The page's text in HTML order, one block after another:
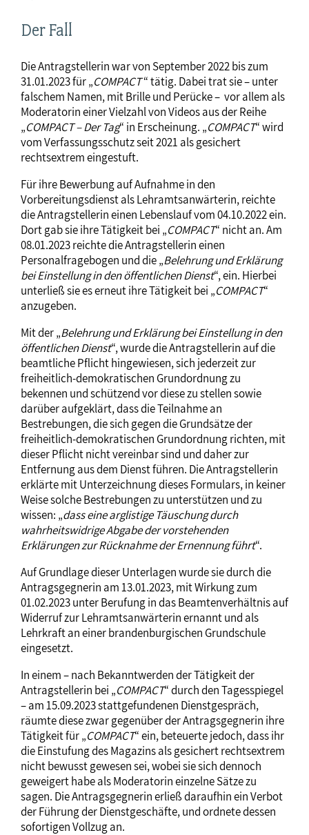
Der Fall
Die Antragstellerin war von September 2022 bis zum
31.01.2023 für „COMPACT“ tätig. Dabei trat sie – unter
falschem Namen, mit Brille und Perücke – vor allem als
Moderatorin einer Vielzahl von Videos aus der Reihe
„COMPACT – Der Tag“ in Erscheinung. „COMPACT“ wird
vom Verfassungsschutz seit 2021 als gesichert
rechtsextrem eingestuft.
Für ihre Bewerbung auf Aufnahme in den
Vorbereitungsdienst als Lehramtsanwärterin, reichte
die Antragstellerin einen Lebenslauf vom 04.10.2022 ein.
Dort gab sie ihre Tätigkeit bei „COMPACT“ nicht an. Am
08.01.2023 reichte die Antragstellerin einen
Personalfragebogen und die „Belehrung und Erklärung
bei Einstellung in den öffentlichen Dienst“, ein. Hierbei
unterließ sie es erneut ihre Tätigkeit bei „COMPACT“
anzugeben.
Mit der „Belehrung und Erklärung bei Einstellung in den
öffentlichen Dienst“, wurde die Antragstellerin auf die
beamtliche Pflicht hingewiesen, sich jederzeit zur
freiheitlich-demokratischen Grundordnung zu
bekennen und schützend vor diese zu stellen sowie
darüber aufgeklärt, dass die Teilnahme an
Bestrebungen, die sich gegen die Grundsätze der
freiheitlich-demokratischen Grundordnung richten, mit
dieser Pflicht nicht vereinbar sind und daher zur
Entfernung aus dem Dienst führen. Die Antragstellerin
erklärte mit Unterzeichnung dieses Formulars, in keiner
Weise solche Bestrebungen zu unterstützen und zu
wissen: „dass eine arglistige Täuschung durch
wahrheitswidrige Abgabe der vorstehenden
Erklärungen zur Rücknahme der Ernennung führt“.
Auf Grundlage dieser Unterlagen wurde sie durch die
Antragsgegnerin am 13.01.2023, mit Wirkung zum
01.02.2023 unter Berufung in das Beamtenverhältnis auf
Widerruf zur Lehramtsanwärterin ernannt und als
Lehrkraft an einer brandenburgischen Grundschule
eingesetzt.
In einem – nach Bekanntwerden der Tätigkeit der
Antragstellerin bei „COMPACT“ durch den Tagesspiegel
– am 15.09.2023 stattgefundenen Dienstgespräch,
räumte diese zwar gegenüber der Antragsgegnerin ihre
Tätigkeit für „COMPACT“ ein, beteuerte jedoch, dass ihr
die Einstufung des Magazins als gesichert rechtsextrem
nicht bewusst gewesen sei, wobei sie sich dennoch
geweigert habe als Moderatorin einzelne Sätze zu
sagen. Die Antragsgegnerin erließ daraufhin ein Verbot
der Führung der Dienstgeschäfte, und ordnete dessen
sofortigen Vollzug an.